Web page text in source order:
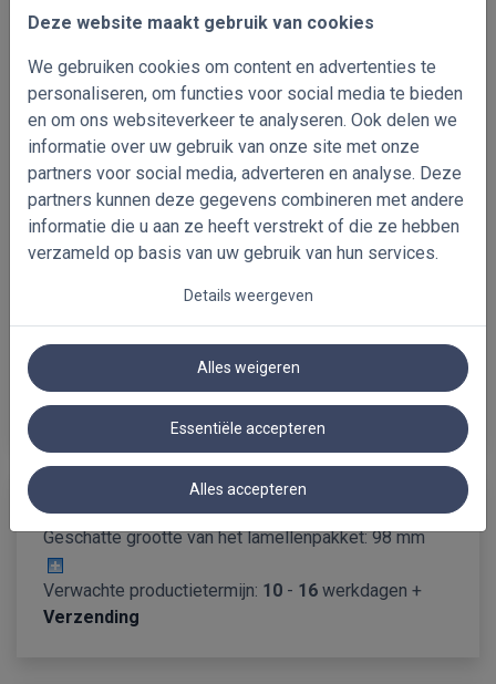
Deze website maakt gebruik van cookies
We gebruiken cookies om content en advertenties te
personaliseren, om functies voor social media te bieden
en om ons websiteverkeer te analyseren. Ook delen we
informatie over uw gebruik van onze site met onze
partners voor social media, adverteren en analyse. Deze
partners kunnen deze gegevens combineren met andere
informatie die u aan ze heeft verstrekt of die ze hebben
verzameld op basis van uw gebruik van hun services.
Details weergeven
Alles weigeren
Essentiële accepteren
Alles accepteren
Kies je gratis stalen! kleurspecificaties
Overzicht
Verduisterende Verticale Lamellen
Referentie
Volgende stap
Geschat gewicht: 0.75 kg
Geschatte grootte van het lamellenpakket:98 mm
Verwachte productietermijn: 10 - 16 werkdagen +
Verzending